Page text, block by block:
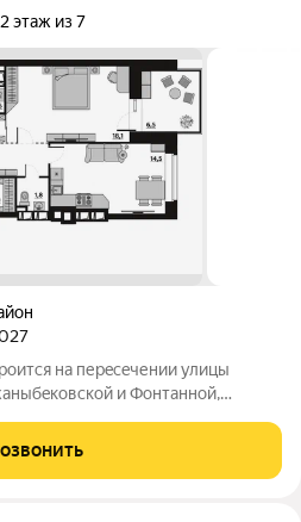
2 этаж из 7
на перeсeчении улицы
и Фонтанной,
минут дoбpaться как дo